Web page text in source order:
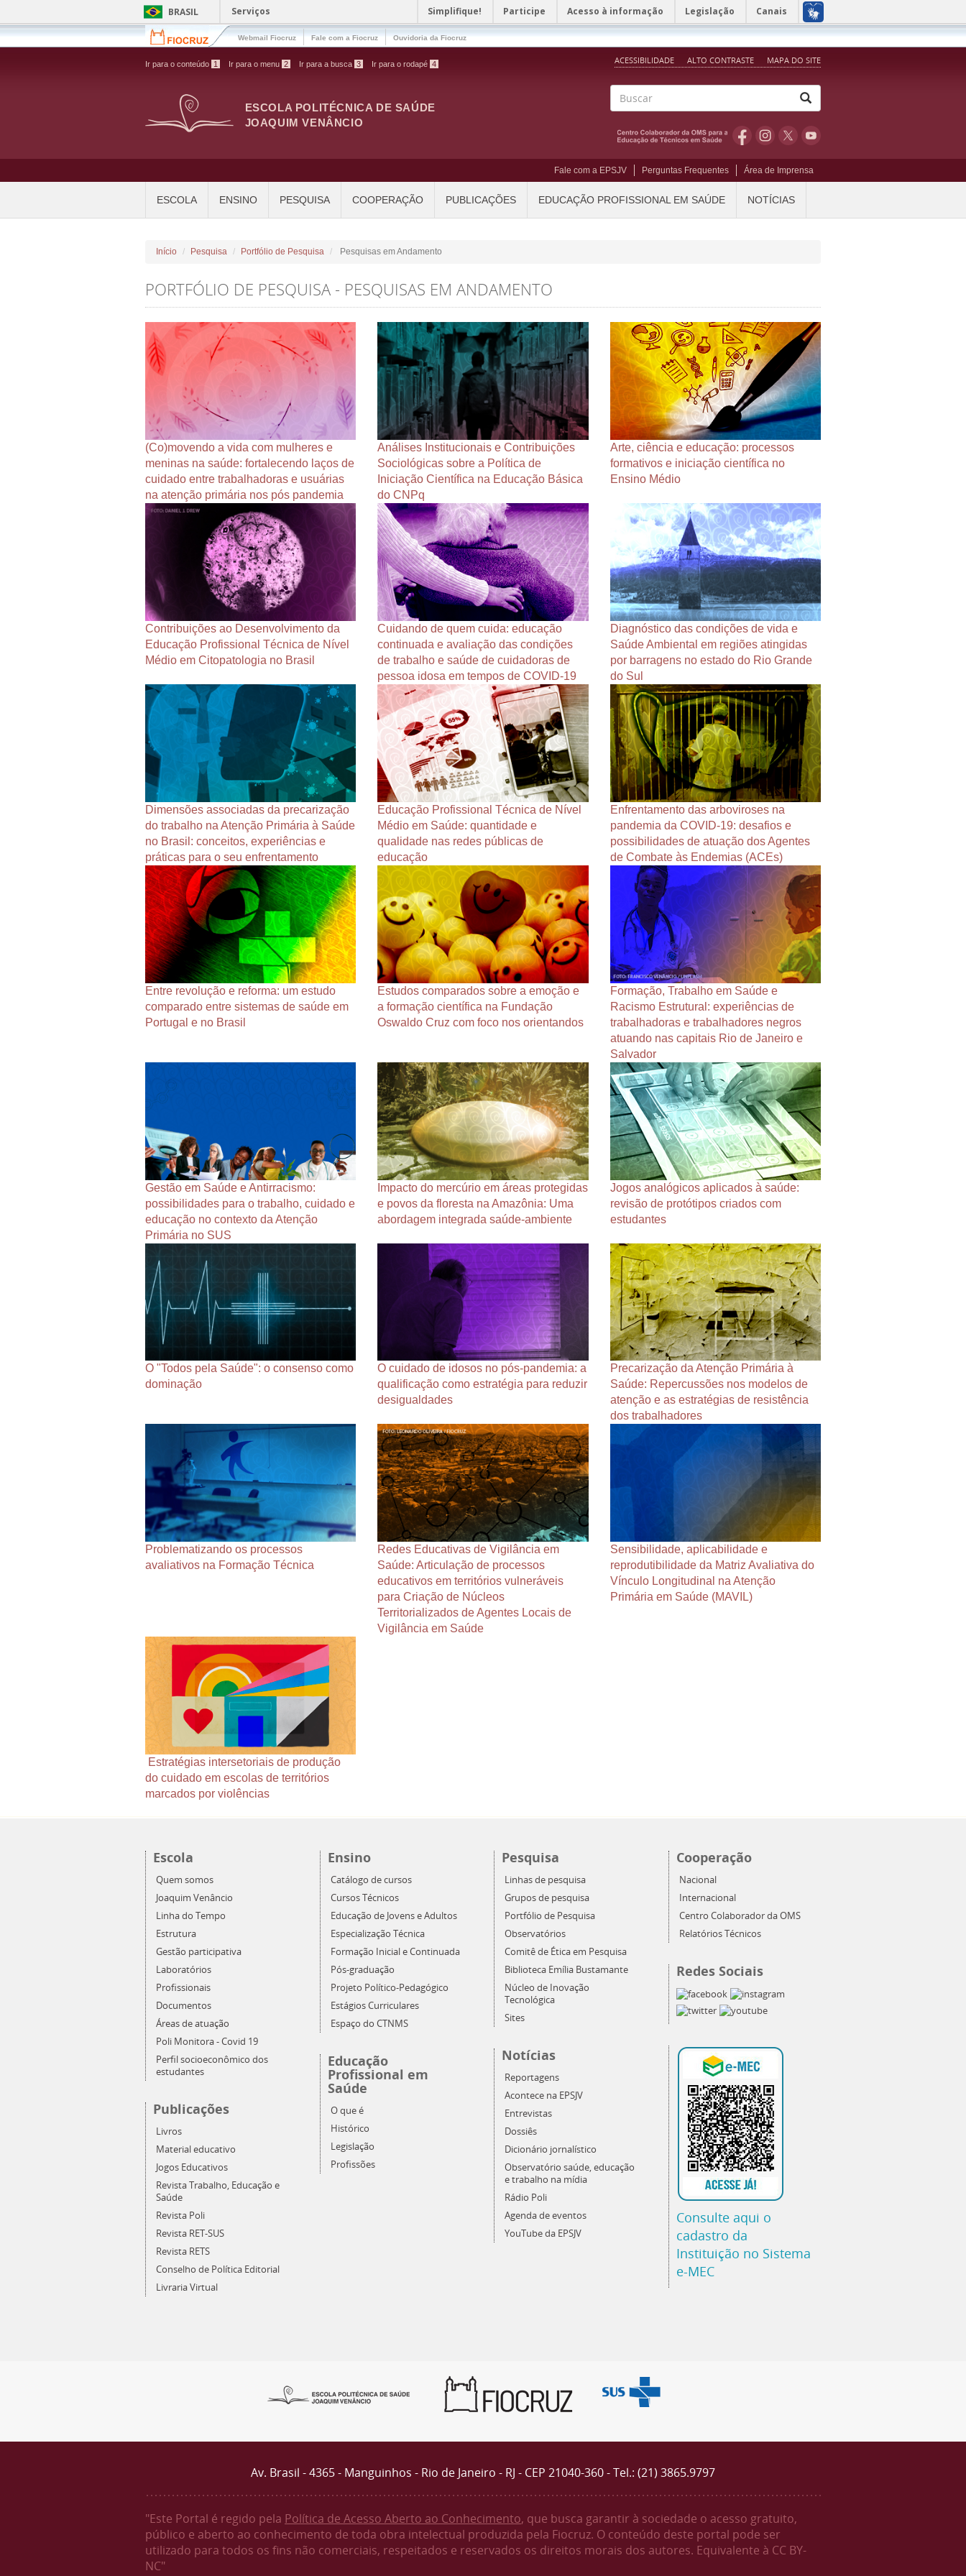
Pular para o conteúdo principal BRASIL Serviços Simplifique! Participe Acesso à informação Legislação Canais
Webmail Fiocruz Fale com a Fiocruz Ouvidoria da Fiocruz
Ir para o conteúdo 1 Ir para o menu 2 Ir para a busca 3 Ir para o rodapé 4 ACESSIBILIDADE ALTO CONTRASTE MAPA DO SITE
ESCOLA POLITÉCNICA DE SAÚDE
JOAQUIM VENÂNCIO
Fale com a EPSJV Perguntas Frequentes Área de Imprensa
ESCOLA ENSINO PESQUISA COOPERAÇÃO PUBLICAÇÕES EDUCAÇÃO PROFISSIONAL EM SAÚDE NOTÍCIAS
Início Pesquisa Portfólio de Pesquisa Pesquisas em Andamento
PORTFÓLIO DE PESQUISA - PESQUISAS EM ANDAMENTO
(Co)movendo a vida com mulheres e
meninas na saúde: fortalecendo laços de
cuidado entre trabalhadoras e usuárias
na atenção primária nos pós pandemia
Análises Institucionais e Contribuições
Sociológicas sobre a Política de
Iniciação Científica na Educação Básica
do CNPq
Arte, ciência e educação: processos
formativos e iniciação científica no
Ensino Médio
Contribuições ao Desenvolvimento da
Educação Profissional Técnica de Nível
Médio em Citopatologia no Brasil
Cuidando de quem cuida: educação
continuada e avaliação das condições
de trabalho e saúde de cuidadoras de
pessoa idosa em tempos de COVID-19
Diagnóstico das condições de vida e
Saúde Ambiental em regiões atingidas
por barragens no estado do Rio Grande
do Sul
Dimensões associadas da precarização
do trabalho na Atenção Primária à Saúde
no Brasil: conceitos, experiências e
práticas para o seu enfrentamento
Educação Profissional Técnica de Nível
Médio em Saúde: quantidade e
qualidade nas redes públicas de
educação
Enfrentamento das arboviroses na
pandemia da COVID-19: desafios e
possibilidades de atuação dos Agentes
de Combate às Endemias (ACEs)
Entre revolução e reforma: um estudo
comparado entre sistemas de saúde em
Portugal e no Brasil
Estudos comparados sobre a emoção e
a formação científica na Fundação
Oswaldo Cruz com foco nos orientandos
Formação, Trabalho em Saúde e
Racismo Estrutural: experiências de
trabalhadoras e trabalhadores negros
atuando nas capitais Rio de Janeiro e
Salvador
Gestão em Saúde e Antirracismo:
possibilidades para o trabalho, cuidado e
educação no contexto da Atenção
Primária no SUS
Impacto do mercúrio em áreas protegidas
e povos da floresta na Amazônia: Uma
abordagem integrada saúde-ambiente
Jogos analógicos aplicados à saúde:
revisão de protótipos criados com
estudantes
O "Todos pela Saúde": o consenso como
dominação
O cuidado de idosos no pós-pandemia: a
qualificação como estratégia para reduzir
desigualdades
Precarização da Atenção Primária à
Saúde: Repercussões nos modelos de
atenção e as estratégias de resistência
dos trabalhadores
Problematizando os processos
avaliativos na Formação Técnica
Redes Educativas de Vigilância em
Saúde: Articulação de processos
educativos em territórios vulneráveis
para Criação de Núcleos
Territorializados de Agentes Locais de
Vigilância em Saúde
Sensibilidade, aplicabilidade e
reprodutibilidade da Matriz Avaliativa do
Vínculo Longitudinal na Atenção
Primária em Saúde (MAVIL)
Estratégias intersetoriais de produção
do cuidado em escolas de territórios
marcados por violências
Escola
Quem somos
Joaquim Venâncio
Linha do Tempo
Estrutura
Gestão participativa
Laboratórios
Profissionais
Documentos
Áreas de atuação
Poli Monitora - Covid 19
Perfil socioeconômico dos
estudantes
Publicações
Livros
Material educativo
Jogos Educativos
Revista Trabalho, Educação e
Saúde
Revista Poli
Revista RET-SUS
Revista RETS
Conselho de Política Editorial
Livraria Virtual
Ensino
Catálogo de cursos
Cursos Técnicos
Educação de Jovens e Adultos
Especialização Técnica
Formação Inicial e Continuada
Pós-graduação
Projeto Político-Pedagógico
Estágios Curriculares
Espaço do CTNMS
Educação
Profissional em
Saúde
O que é
Histórico
Legislação
Profissões
Pesquisa
Linhas de pesquisa
Grupos de pesquisa
Portfólio de Pesquisa
Observatórios
Comitê de Ética em Pesquisa
Biblioteca Emília Bustamante
Núcleo de Inovação
Tecnológica
Sites
Notícias
Reportagens
Acontece na EPSJV
Entrevistas
Dossiês
Dicionário jornalístico
Observatório saúde, educação
e trabalho na mídia
Rádio Poli
Agenda de eventos
YouTube da EPSJV
Cooperação
Nacional
Internacional
Centro Colaborador da OMS
Relatórios Técnicos
Redes Sociais
Consulte aqui o
cadastro da
Instituição no Sistema
e-MEC
Av. Brasil - 4365 - Manguinhos - Rio de Janeiro - RJ - CEP 21040-360 - Tel.: (21) 3865.9797
"Este Portal é regido pela Política de Acesso Aberto ao Conhecimento, que busca garantir à sociedade o acesso gratuito,
público e aberto ao conhecimento de toda obra intelectual produzida pela Fiocruz. O conteúdo deste portal pode ser
utilizado para todos os fins não comerciais, respeitados e reservados os direitos morais dos autores. Equivalente à CC BY-
NC"